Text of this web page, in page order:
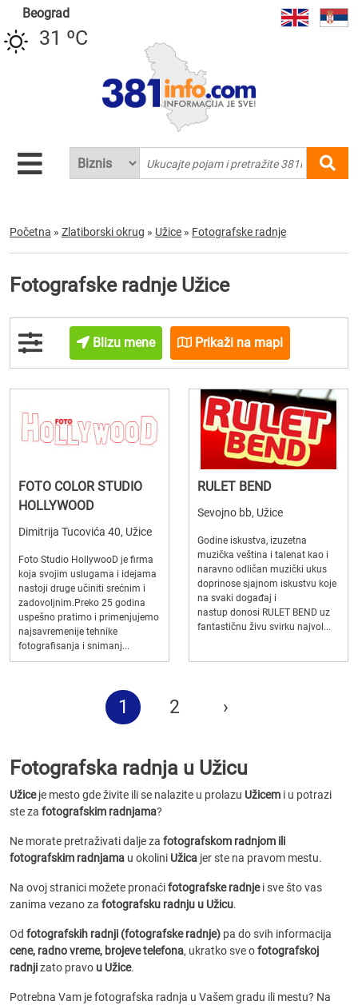
Beograd
31 ºC
Početna » Zlatiborski okrug » Užice » Fotografske radnje
Fotografske radnje Užice
Blizu mene Prikaži na mapi
FOTO COLOR STUDIO
HOLLYWOOD
Dimitrija Tucovića 40, Užice
Foto Studio HollywooD je firma
koja svojim uslugama i idejama
nastoji druge učiniti srećnim i
zadovoljnim.Preko 25 godina
uspešno pratimo i primenjujemo
najsavremenije tehnike
fotografisanja i snimanj...
RULET BEND
Sevojno bb, Užice
Godine iskustva, izuzetna
muzička veština i talenat kao i
naravno odličan muzički ukus
doprinose sjajnom iskustvu koje
na svaki događaj i
nastup donosi RULET BEND uz
fantastičnu živu svirku najvol...
1 2 ›
Fotografska radnja u Užicu
Užiceje mesto gde živite ili se nalazite u prolazu Užicem i u potrazi
ste za fotografskim radnjama?
Ne morate pretraživati dalje za fotografskom radnjom ili
fotografskim radnjama u okolini Užica jer ste na pravom mestu.
Na ovoj stranici možete pronaćifotografske radnjei sve što vas
zanima vezano za fotografsku radnju u Užicu.
Od fotografskih radnji (fotografske radnje) pa do svih informacija
cene, radno vreme, brojeve telefona, ukratko sve ofotografskoj
radnjizato pravo u Užice.
Potrebna Vam je fotografska radnja u Vašem gradu ili mestu? Na